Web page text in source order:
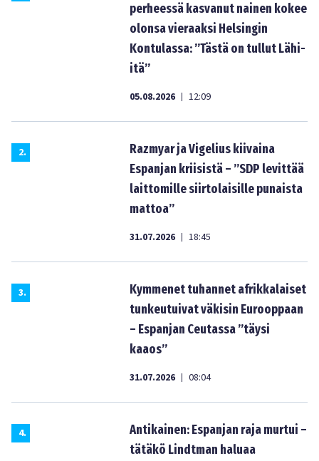
perheessä kasvanut nainen kokee
olonsa vieraaksi Helsingin
Kontulassa: ”Tästä on tullut Lähi-
itä”
05.08.2026 | 12:09
2.
Razmyar ja Vigelius kiivaina
Espanjan kriisistä – ”SDP levittää
laittomille siirtolaisille punaista
mattoa”
31.07.2026 | 18:45
3.
Kymmenet tuhannet afrikkalaiset
tunkeutuivat väkisin Eurooppaan
– Espanjan Ceutassa ”täysi
kaaos”
31.07.2026 | 08:04
4.
Antikainen: Espanjan raja murtui –
tätäkö Lindtman haluaa